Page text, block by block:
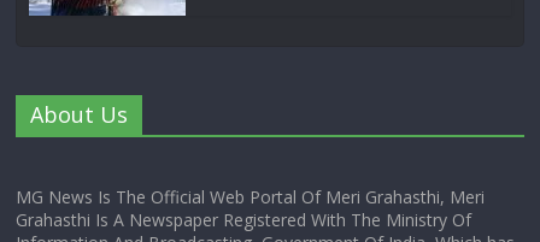
About Us
MG News Is The Official Web Portal Of Meri Grahasthi, Meri
Grahasthi Is A Newspaper Registered With The Ministry Of